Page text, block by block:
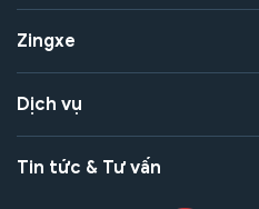
Zingxe
Dịch vụ
Tin tức & Tư vấn